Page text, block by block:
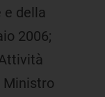
e della
2006;
Ministro